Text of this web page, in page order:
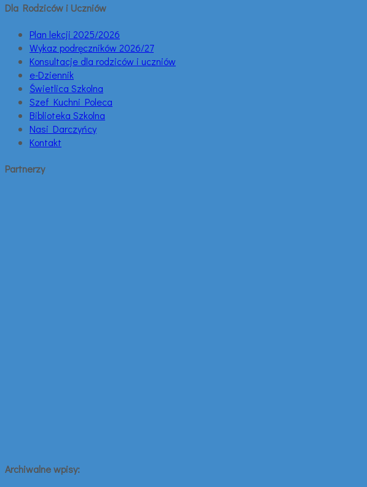
Dla Rodziców i Uczniów
Plan lekcji 2025/2026
Wykaz podręczników 2026/27
Konsultacje dla rodziców i uczniów
e-Dziennik
Świetlica Szkolna
Szef Kuchni Poleca
Biblioteka Szkolna
Nasi Darczyńcy
Kontakt
Partnerzy
Archiwalne wpisy: